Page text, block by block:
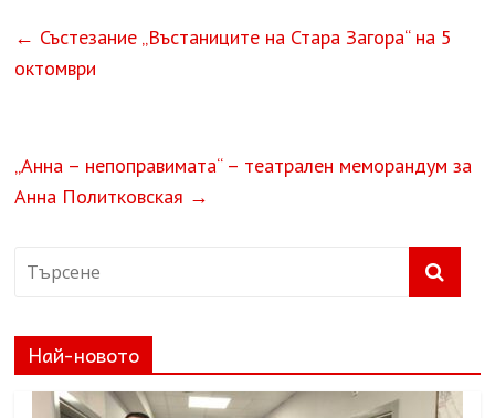
← Състезание „Въстаниците на Стара Загора“ на 5
октомври
„Анна – непоправимата“ – театрален меморандум за
Анна Политковская →
Най-новото